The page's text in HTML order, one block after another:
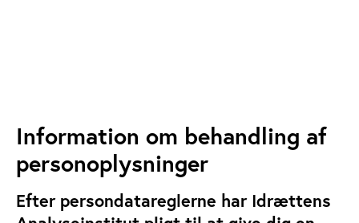
Information om behandling af
personoplysninger
Efter persondatareglerne har Idrættens